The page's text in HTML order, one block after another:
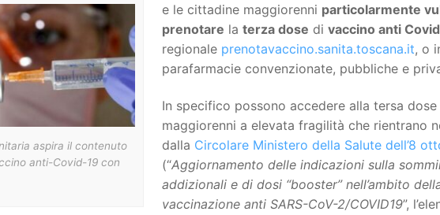
aspira il contenuto
anti-Covid-19 con
e le cittadine maggiorenni particolarmente
prenotare la terza dose di vaccino anti
regionale prenotavaccino.sanita.toscana.it, o
parafarmacie convenzionate, pubbliche e
In specifico possono accedere alla tersa
maggiorenni a elevata fragilità che rientrano
dalla Circolare Ministero della Salute dell’8
(“Aggiornamento delle indicazioni sulla
addizionali e di dosi “booster” nell’ambito
vaccinazione anti SARS-CoV-2/COVID19”,